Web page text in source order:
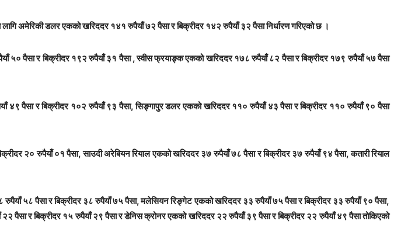
अमेरिकी डलर एकको खरिददर १४१ रुपैयाँ ७२ पैसा र बिक्रीदर १४२ रुपैयाँ ३२ पैसा निर्धारण गरिएको छ ।
५० पैसा र बिक्रीदर १९२ रुपैयाँ ३१ पैसा , स्वीस फ्रयाङ्क एकको खरिददर १७८ रुपैयाँ ८२ पैसा र बिक्रीदर १७९ रुपैयाँ ५७ पैसा
पैसा र बिक्रीदर १०२ रुपैयाँ ९३ पैसा, सिङ्गापुर डलर एकको खरिददर ११० रुपैयाँ ४३ पैसा र बिक्रीदर ११० रुपैयाँ ९० पैसा
२० रुपैयाँ ०१ पैसा, साउदी अरेबियन रियाल एकको खरिददर ३७ रुपैयाँ ७८ पैसा र बिक्रीदर ३७ रुपैयाँ ९४ पैसा, कतारी रियाल
५८ पैसा र बिक्रीदर ३८ रुपैयाँ ७५ पैसा, मलेसियन रिङ्गेट एकको खरिददर ३३ रुपैयाँ ७५ पैसा र बिक्रीदर ३३ रुपैयाँ ९० पैसा,
र बिक्रीदर १५ रुपैयाँ २९ पैसा र डेनिस क्रोनर एकको खरिददर २२ रुपैयाँ ३९ पैसा र बिक्रीदर २२ रुपैयाँ ४९ पैसा तोकिएको